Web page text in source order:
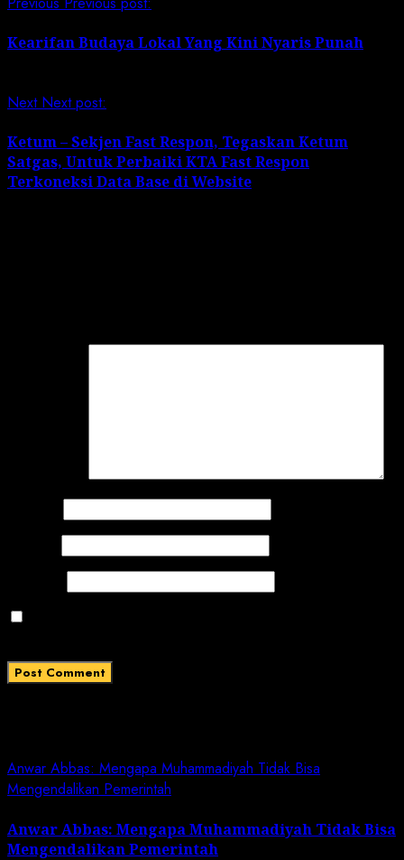
Kearifan Budaya Lokal Yang Kini Nyaris Punah
Next Next post:
Ketum – Sekjen Fast Respon, Tegaskan Ketum
Satgas, Untuk Perbaiki KTA Fast Respon
Terkoneksi Data Base di Website
Anwar Abbas: Mengapa Muhammadiyah Tidak Bisa
Mengendalikan Pemerintah
Anwar Abbas: Mengapa Muhammadiyah Tidak Bisa
Mengendalikan Pemerintah